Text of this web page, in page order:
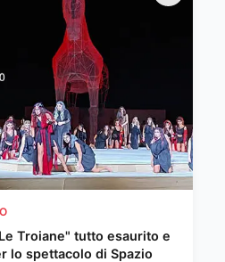
Troiane" tutto esaurito e
lo spettacolo di Spazio